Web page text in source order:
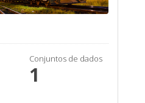
Conjuntos de dados
1